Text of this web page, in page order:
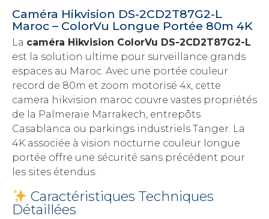
Caméra Hikvision DS-2CD2T87G2-L
Maroc – ColorVu Longue Portée 80m 4K
La caméra Hikvision ColorVu DS-2CD2T87G2-L
est la solution ultime pour surveillance grands
espaces au Maroc. Avec une portée couleur
record de 80m et zoom motorisé 4x, cette
camera hikvision maroc couvre vastes propriétés
de la Palmeraie Marrakech, entrepôts
Casablanca ou parkings industriels Tanger. La
4K associée à vision nocturne couleur longue
portée offre une sécurité sans précédent pour
les sites étendus.
Caractéristiques Techniques
Détaillées